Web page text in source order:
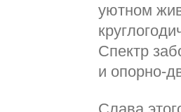
уютном
Спектр
и опорно-